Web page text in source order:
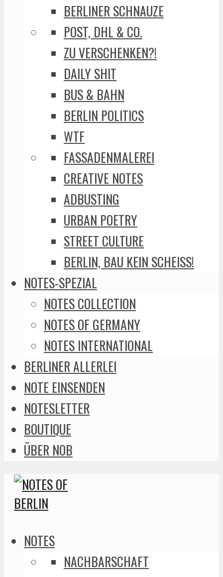
BERLINER SCHNAUZE
POST, DHL & CO.
ZU VERSCHENKEN?!
DAILY SHIT
BUS & BAHN
BERLIN POLITICS
WTF
FASSADENMALEREI
CREATIVE NOTES
ADBUSTING
URBAN POETRY
STREET CULTURE
BERLIN, BAU KEIN SCHEISS!
NOTES-SPEZIAL
NOTES COLLECTION
NOTES OF GERMANY
NOTES INTERNATIONAL
BERLINER ALLERLEI
NOTE EINSENDEN
NOTESLETTER
BOUTIQUE
ÜBER NOB
NOTES
NACHBARSCHAFT